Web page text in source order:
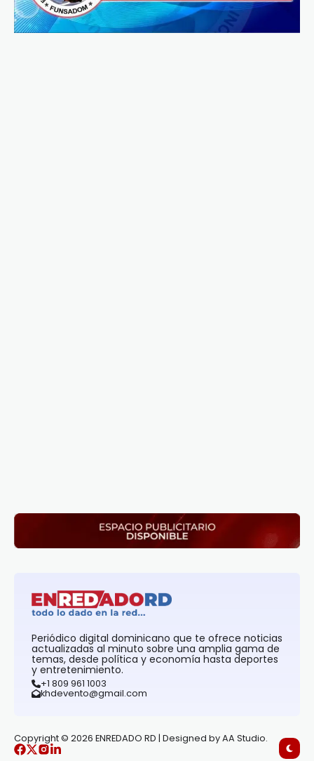
Periódico digital dominicano que te ofrece noticias
actualizadas al minuto sobre una amplia gama de
temas, desde política y economía hasta deportes
y entretenimiento.
+1 809 961 1003
khdevento@gmail.com
Copyright © 2026 ENREDADO RD | Designed by AA Studio.